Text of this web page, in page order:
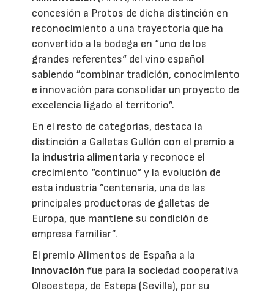
concesión a Protos de dicha distinción en
reconocimiento a una trayectoria que ha
convertido a la bodega en “uno de los
grandes referentes“ del vino español
sabiendo ”combinar tradición, conocimiento
e innovación para consolidar un proyecto de
excelencia ligado al territorio”.
En el resto de categorías, destaca la
distinción a Galletas Gullón con el premio a
la industria alimentariay reconoce el
crecimiento “continuo“ y la evolución de
esta industria ”centenaria, una de las
principales productoras de galletas de
Europa, que mantiene su condición de
empresa familiar”.
El premio Alimentos de España a la
innovación fue para la sociedad cooperativa
Oleoestepa, de Estepa (Sevilla), por su